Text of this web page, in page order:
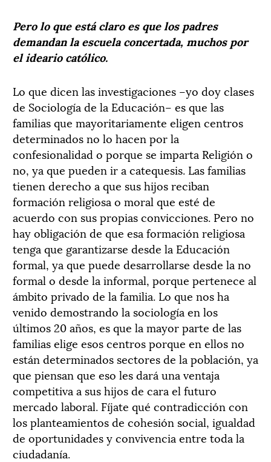
Pero lo que está claro es que los padres
demandan la escuela concertada, muchos por
el ideario católico.
Lo que dicen las investigaciones –yo doy clases
de Sociología de la Educación– es que las
familias que mayoritariamente eligen centros
determinados no lo hacen por la
confesionalidad o porque se imparta Religión o
no, ya que pueden ir a catequesis. Las familias
tienen derecho a que sus hijos reciban
formación religiosa o moral que esté de
acuerdo con sus propias convicciones. Pero no
hay obligación de que esa formación religiosa
tenga que garantizarse desde la Educación
formal, ya que puede desarrollarse desde la no
formal o desde la informal, porque pertenece al
ámbito privado de la familia. Lo que nos ha
venido demostrando la sociología en los
últimos 20 años, es que la mayor parte de las
familias elige esos centros porque en ellos no
están determinados sectores de la población, ya
que piensan que eso les dará una ventaja
competitiva a sus hijos de cara el futuro
mercado laboral. Fíjate qué contradicción con
los planteamientos de cohesión social, igualdad
de oportunidades y convivencia entre toda la
ciudadanía.